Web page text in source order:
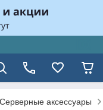
Серверные аксессуары